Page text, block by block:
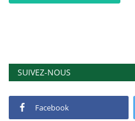
SUIVEZ-NOUS
Facebook